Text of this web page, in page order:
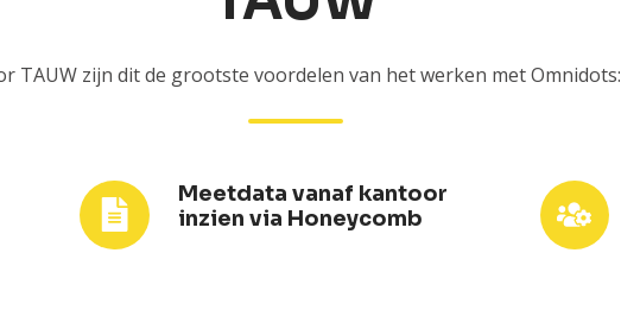
TAUW zijn dit de grootste voordelen van het werken met Omnidots:
Meetdata vanaf kantoor
inzien via Honeycomb
Meetdata
vanaf
kantoor
Goede
support